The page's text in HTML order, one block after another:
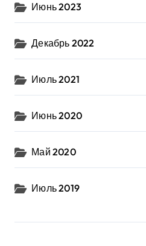
Июнь 2023
Декабрь 2022
Июль 2021
Июнь 2020
Май 2020
Июль 2019